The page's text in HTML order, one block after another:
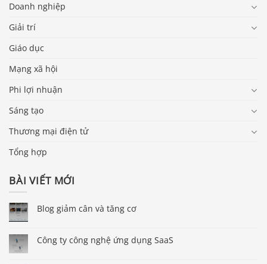
Doanh nghiệp
Giải trí
Giáo dục
Mạng xã hội
Phi lợi nhuận
Sáng tạo
Thương mại điện tử
Tổng hợp
BÀI VIẾT MỚI
Blog giảm cân và tăng cơ
Công ty công nghệ ứng dụng SaaS